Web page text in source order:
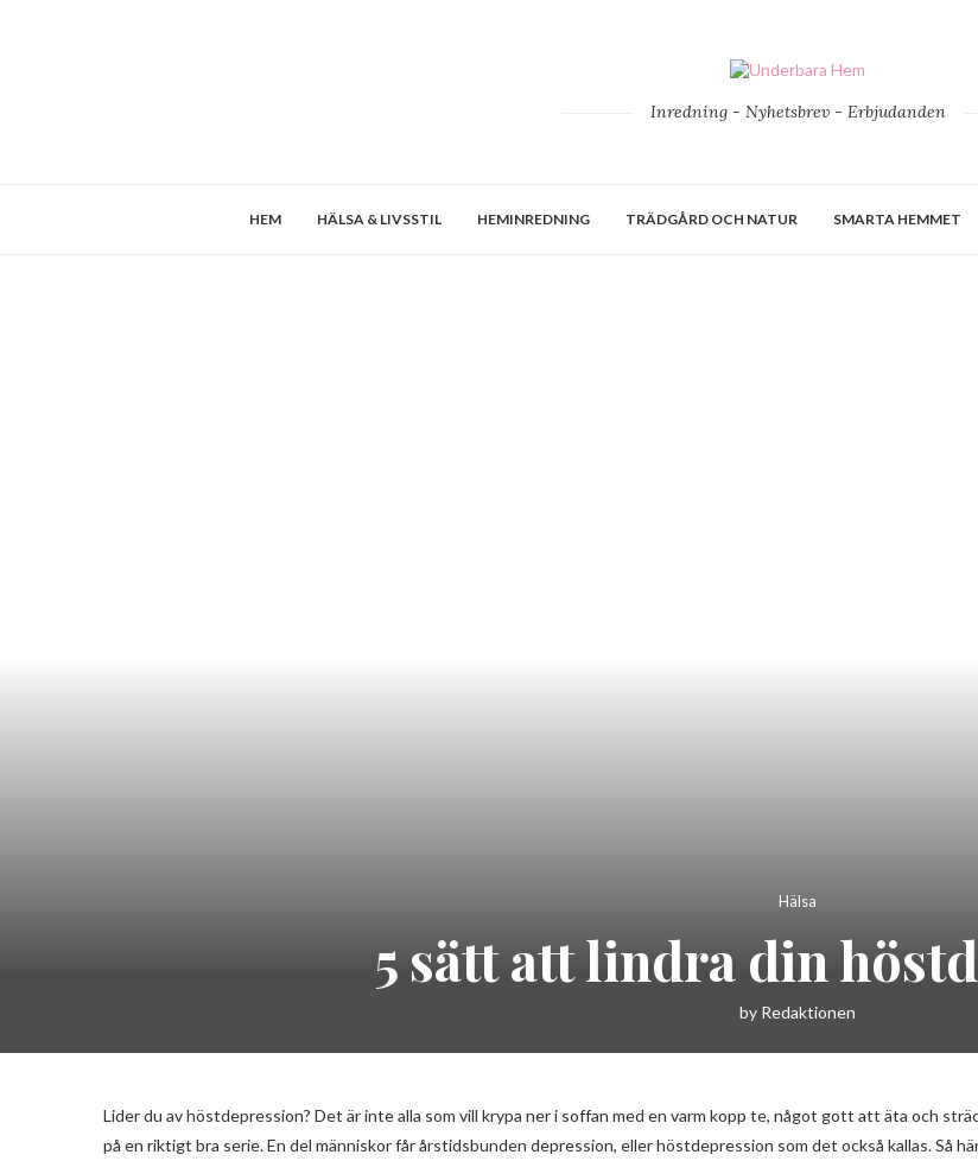
Inredning - Nyhetsbrev - Erbjudanden
HEM HÄLSA & LIVSSTIL HEMINREDNING TRÄDGÅRD OCH NATUR SMARTA HEMMET
Hälsa
5 sätt att lindra din
by Redaktionen
Lider du av höstdepression? Det är inte alla som vill krypa ner i soffan med en varm kopp te, något gott att äta och
på en riktigt bra serie. En del människor får årstidsbunden depression, eller höstdepression som det också kallas. Så